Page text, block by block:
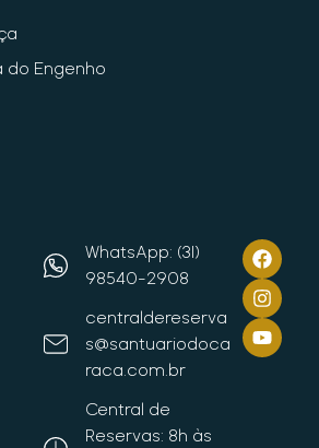
do Engenho
WhatsApp: (31)
98540-2908
centraldereserva
s@santuariodoca
raca.com.br
Central de
Reservas: 8h às